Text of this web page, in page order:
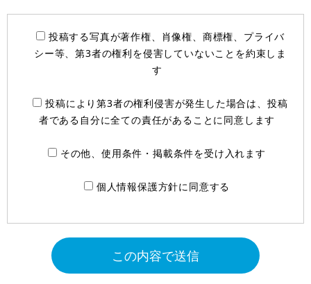
投稿する写真が著作権、肖像権、商標権、プライバ
シー等、第3者の権利を侵害していないことを約束しま
す
投稿により第3者の権利侵害が発生した場合は、投稿
者である自分に全ての責任があることに同意します
その他、使用条件・掲載条件を受け入れます
個人情報保護方針に同意する